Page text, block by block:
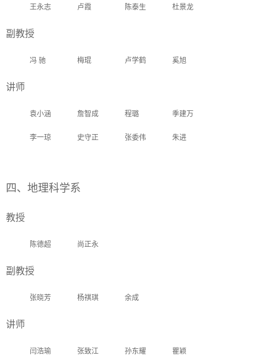
王永志 卢霞 陈泰生 杜景龙
副教授
冯 驰 梅琨 卢学鹤 奚旭
讲师
袁小涵 詹智成 程璐 季建万
李一琼 史守正 张委伟 朱进
四、地理科学系
教授
陈德超 尚正永
副教授
张晓芳 杨祺琪 余成
讲师
闫浩瑜 张致江 孙东耀 瞿颖